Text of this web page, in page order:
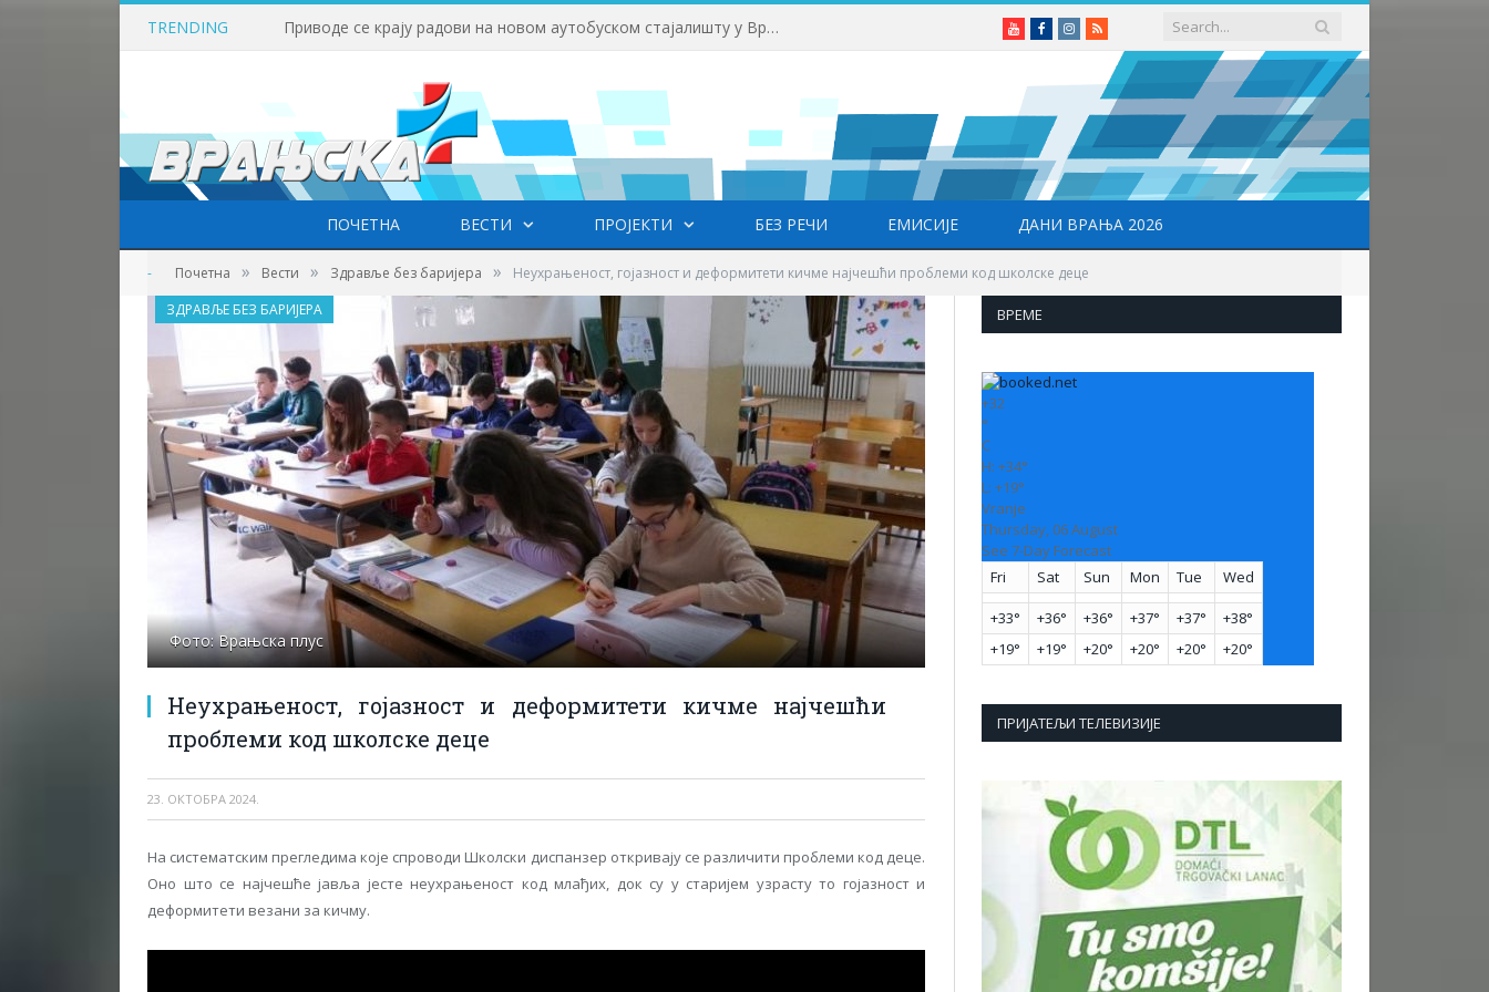
TRENDING Приводе се крају радови на новом аутобуском стајалишту у Врању YoutubeFacebookInstagram
RSS
ПОЧЕТНА ВЕСТИ ПРОЈЕКТИ БЕЗ РЕЧИ ЕМИСИЈЕ ДАНИ ВРАЊА 2026
- Почетна » Вести » Здравље без баријера » Неухрањеност, гојазност и деформитети кичме најчешћи проблеми код школске деце
Фото: Врањска плус
Неухрањеност, гојазност и деформитети кичме најчешћи
проблеми код школске деце
23. ОКТОБРА 2024.
ЗДРАВЉЕ БЕЗ БАРИЈЕРА
На систематским прегледима које спроводи Школски диспанзер откривају се различити проблеми код деце.
Оно што се најчешће јавља јесте неухрањеност код млађих, док су у старијем узрасту то гојазност и
деформитети везани за кичму.
ВРЕМЕ
+32
°
C
H: +34°
L: +19°
Vranje
Thursday, 06 August
See 7-Day Forecast
Fri
Sat Sun Mon Tue Wed
+33° +36° +36° +37° +37° +38°
+19° +19° +20° +20° +20° +20°
ПРИЈАТЕЉИ ТЕЛЕВИЗИЈЕ